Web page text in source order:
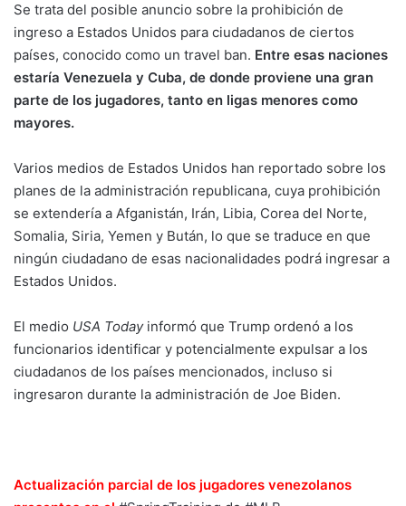
Se trata del posible anuncio sobre la prohibición de
ingreso a Estados Unidos para ciudadanos de ciertos
países, conocido como un travel ban. Entre esas naciones
estaría Venezuela y Cuba, de donde proviene una gran
parte de los jugadores, tanto en ligas menores como
mayores.
Varios medios de Estados Unidos han reportado sobre los
planes de la administración republicana, cuya prohibición
se extendería a Afganistán, Irán, Libia, Corea del Norte,
Somalia, Siria, Yemen y Bután, lo que se traduce en que
ningún ciudadano de esas nacionalidades podrá ingresar a
Estados Unidos.
El medio USA Todayinformó que Trump ordenó a los
funcionarios identificar y potencialmente expulsar a los
ciudadanos de los países mencionados, incluso si
ingresaron durante la administración de Joe Biden.
Actualización parcial de los jugadores venezolanos